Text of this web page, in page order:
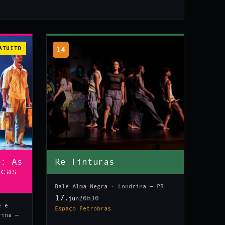
As
e
—
14
Re-Tinturas
Balé Alma Negra · Londrina — PR
17 .jun20h30
Espaço Petrobras